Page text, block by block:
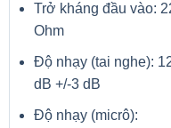
Tiêu thụ điện
495
0,5 w
nối
Trở kháng đầu vào:
Ohm
Độ nhạy (tai nghe):
dB +/-3 dB
Độ nhạy (micrô):